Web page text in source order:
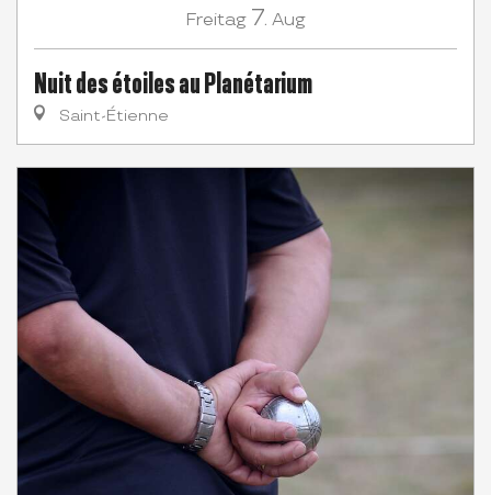
Freitag 7. Aug
Nuit des étoiles au Planétarium
Saint-Étienne